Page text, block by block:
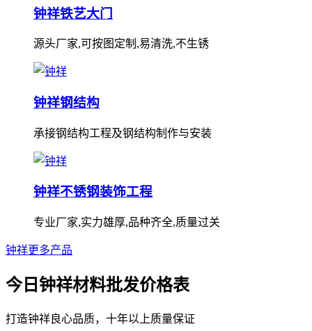
钟祥铁艺大门
源头厂家,可按图定制,易清洗,不生锈
钟祥钢结构
承接钢结构工程及钢结构制作与安装
钟祥不锈钢装饰工程
专业厂家,实力雄厚,品种齐全,质量过关
钟祥更多产品
今日钟祥材料批发价格表
打造钟祥良心品质，十年以上质量保证